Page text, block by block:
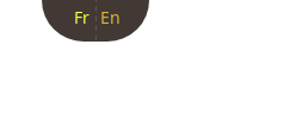
Fr En